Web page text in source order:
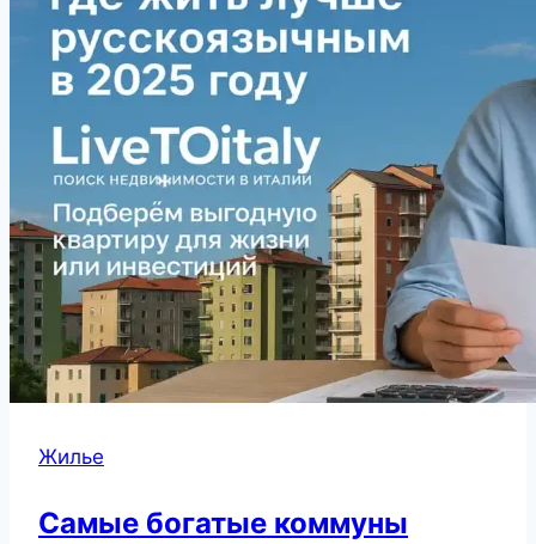
Жилье
Самые богатые коммуны